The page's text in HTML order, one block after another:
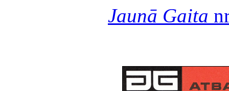
Jaunā Gaita